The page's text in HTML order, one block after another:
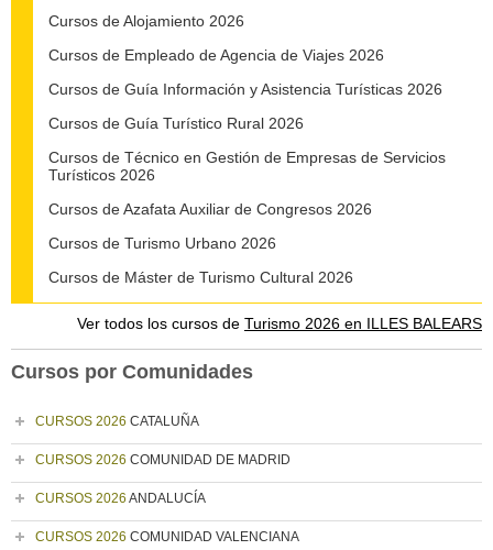
Cursos de Alojamiento 2026
Cursos de Empleado de Agencia de Viajes 2026
Cursos de Guía Información y Asistencia Turísticas 2026
Cursos de Guía Turístico Rural 2026
Cursos de Técnico en Gestión de Empresas de Servicios
Turísticos 2026
Cursos de Azafata Auxiliar de Congresos 2026
Cursos de Turismo Urbano 2026
Cursos de Máster de Turismo Cultural 2026
Ver todos los cursos de Turismo 2026 en ILLES BALEARS
Cursos por Comunidades
CURSOS 2026 CATALUÑA
CURSOS 2026 COMUNIDAD DE MADRID
CURSOS 2026 ANDALUCÍA
CURSOS 2026 COMUNIDAD VALENCIANA